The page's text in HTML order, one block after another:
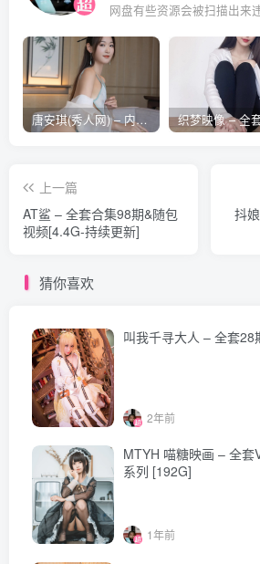
[10.25]
小和甜酒 – NO.023 蔚蓝档案 飞鸟马
[10.23]
小和甜酒 – NO.022 &橙风千雅 – 柊舞
[10.22]
小和甜酒 – NO.021 伏罗希洛夫护士
[4.24]
[1.15]
小和甜酒 – NO.018 骑马 猎人[61P-1V-
[2025.1.7]
小和甜酒 – NO.017 骑马 亡国公主
[12.28]
小和甜酒 – NO.016 阿维尔·纯白[9P-
唐安琪(秀人网) – 内购合集无水印[41期-2026.04]
上一篇
AT鲨 – 全套合集98期&随包
视频[4.4G-持续更新]
抖
猜你喜欢
叫我千寻大人 – 全套28
2年前
MTYH 喵糖映画 – 全
系列 [192G]
1年前